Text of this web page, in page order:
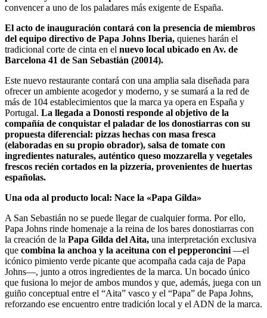
convencer a uno de los paladares más exigente de España.
El acto de inauguración contará con la presencia de miembros
del equipo directivo de Papa Johns Iberia, quienes harán el
tradicional corte de cinta en el nuevo local ubicado en Av. de
Barcelona 41 de San Sebastián (20014).
Este nuevo restaurante contará con una amplia sala diseñada para
ofrecer un ambiente acogedor y moderno, y se sumará a la red de
más de 104 establecimientos que la marca ya opera en España y
Portugal. La llegada a Donosti responde al objetivo de la
compañía de conquistar el paladar de los donostiarras con su
propuesta diferencial: pizzas hechas con masa fresca
(elaboradas en su propio obrador), salsa de tomate con
ingredientes naturales, auténtico queso mozzarella y vegetales
frescos recién cortados en la pizzería, provenientes de huertas
españolas.
Una oda al producto local: Nace la «Papa Gilda»
A San Sebastián no se puede llegar de cualquier forma. Por ello,
Papa Johns rinde homenaje a la reina de los bares donostiarras con
la creación de la Papa Gilda del Aita, una interpretación exclusiva
que combina la anchoa y la aceituna con el pepperoncini —el
icónico pimiento verde picante que acompaña cada caja de Papa
Johns—, junto a otros ingredientes de la marca. Un bocado único
que fusiona lo mejor de ambos mundos y que, además, juega con un
guiño conceptual entre el “Aita” vasco y el “Papa” de Papa Johns,
reforzando ese encuentro entre tradición local y el ADN de la marca.